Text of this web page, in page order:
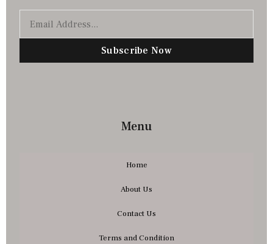
Subscribe Now
Menu
Home
About Us
Contact Us
Terms and Condition